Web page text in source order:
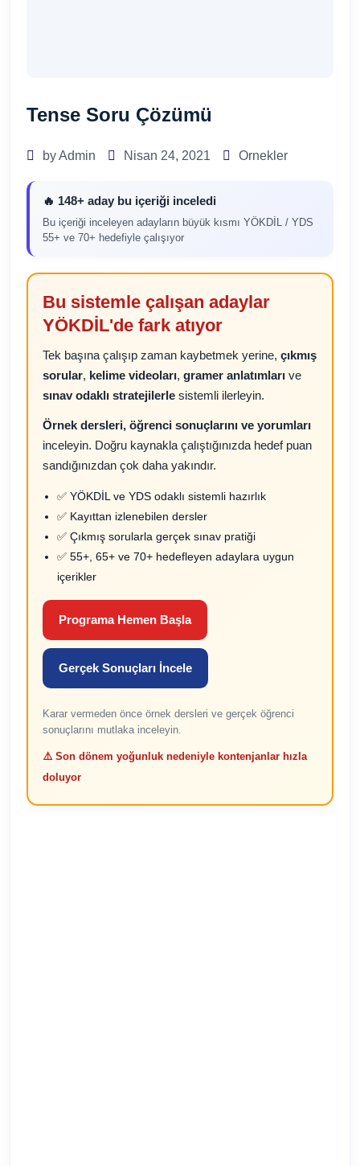
Tense Soru Çözümü
by Admin Nisan 24, 2021 Ornekler
🔥 148+ aday bu içeriği inceledi
Bu içeriği inceleyen adayların büyük kısmı YÖKDİL / YDS
55+ ve 70+ hedefiyle çalışıyor
Bu sistemle çalışan adaylar
YÖKDİL'de fark atıyor
Tek başına çalışıp zaman kaybetmek yerine, çıkmış
sorular, kelime videoları, gramer anlatımları ve
sınav odaklı stratejilerle sistemli ilerleyin.
Örnek dersleri, öğrenci sonuçlarını ve yorumları
inceleyin. Doğru kaynakla çalıştığınızda hedef puan
sandığınızdan çok daha yakındır.
✅ YÖKDİL ve YDS odaklı sistemli hazırlık
✅ Kayıttan izlenebilen dersler
✅ Çıkmış sorularla gerçek sınav pratiği
✅ 55+, 65+ ve 70+ hedefleyen adaylara uygun
içerikler
Programa Hemen Başla
Gerçek Sonuçları İncele
Karar vermeden önce örnek dersleri ve gerçek öğrenci
sonuçlarını mutlaka inceleyin.
⚠️ Son dönem yoğunluk nedeniyle kontenjanlar hızla
doluyor